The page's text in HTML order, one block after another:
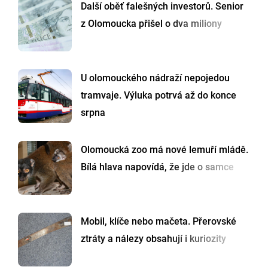
Další oběť falešných investorů. Senior
z Olomoucka přišel o dva miliony
U olomouckého nádraží nepojedou
tramvaje. Výluka potrvá až do konce
srpna
Olomoucká zoo má nové lemuří mládě.
Bílá hlava napovídá, že jde o samce
Mobil, klíče nebo mačeta. Přerovské
ztráty a nálezy obsahují i kuriozity